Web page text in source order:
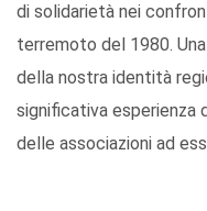
di solidarietà nei
terremoto del 1980.
della nostra identità
significativa esperienza
delle associazioni ad